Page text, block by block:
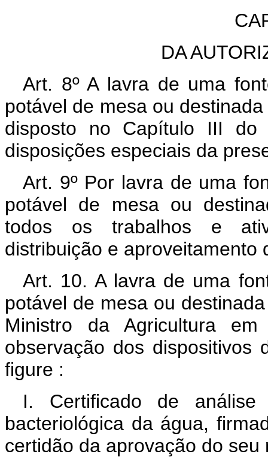
DA
Art. 8º A lavra de uma
potável de mesa ou
disposto no Capítulo III do
disposições especiais da
Art. 9º Por lavra de uma
potável de mesa ou
todos os trabalhos e
distribuição e aproveitamento
Art. 10. A lavra de uma
potável de mesa ou
Ministro da Agricultura
observação dos
figure :
I. Certificado de
bacteriológica da água,
certidão da aprovação do